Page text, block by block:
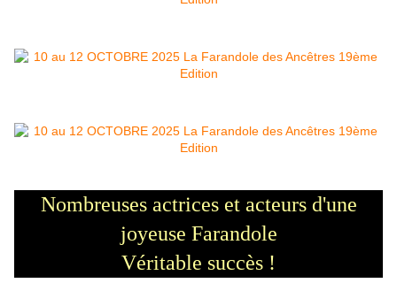
Nombreuses actrices et acteurs d'une
joyeuse Farandole
Véritable succès !